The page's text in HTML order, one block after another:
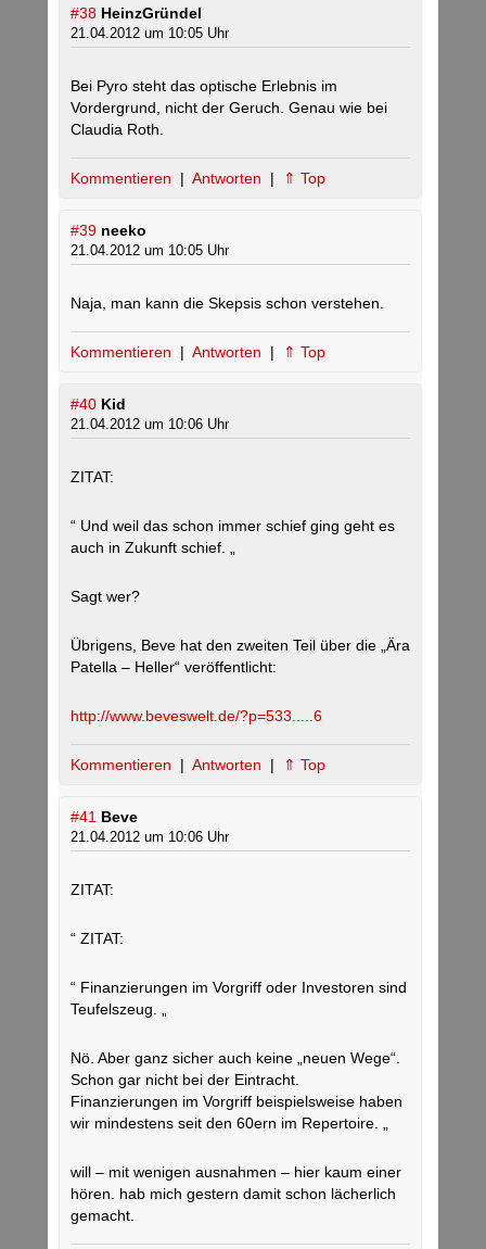
#38 HeinzGründel
21.04.2012 um 10:05 Uhr
Bei Pyro steht das optische Erlebnis im
Vordergrund, nicht der Geruch. Genau wie bei
Claudia Roth.
Kommentieren | Antworten | ⇑ Top
#39 neeko
21.04.2012 um 10:05 Uhr
Naja, man kann die Skepsis schon verstehen.
Kommentieren | Antworten | ⇑ Top
#40 Kid
21.04.2012 um 10:06 Uhr
ZITAT:
“ Und weil das schon immer schief ging geht es
auch in Zukunft schief. „
Sagt wer?
Übrigens, Beve hat den zweiten Teil über die „Ära
Patella – Heller“ veröffentlicht:
http://www.beveswelt.de/?p=533.....6
Kommentieren | Antworten | ⇑ Top
#41 Beve
21.04.2012 um 10:06 Uhr
ZITAT:
“ ZITAT:
“ Finanzierungen im Vorgriff oder Investoren sind
Teufelszeug. „
Nö. Aber ganz sicher auch keine „neuen Wege“.
Schon gar nicht bei der Eintracht.
Finanzierungen im Vorgriff beispielsweise haben
wir mindestens seit den 60ern im Repertoire. „
will – mit wenigen ausnahmen – hier kaum einer
hören. hab mich gestern damit schon lächerlich
gemacht.